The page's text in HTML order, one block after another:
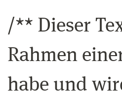
/** Dieser
Rahmen
habe und